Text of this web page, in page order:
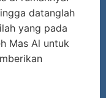
datanglah
yang pada
Mas Al untuk